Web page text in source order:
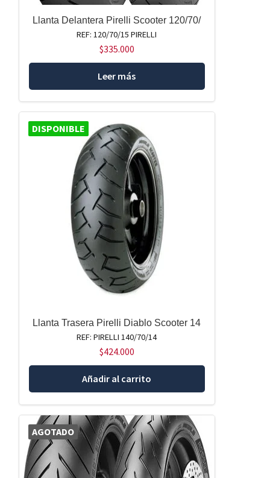
Llanta Delantera Pirelli Scooter 120/70/
REF: 120/70/15 PIRELLI
$335.000
Leer más
DISPONIBLE
Llanta Trasera Pirelli Diablo Scooter 14
REF: PIRELLI 140/70/14
$424.000
Añadir al carrito
AGOTADO